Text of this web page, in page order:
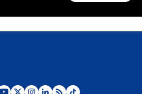
revela cómo venció a la “casta